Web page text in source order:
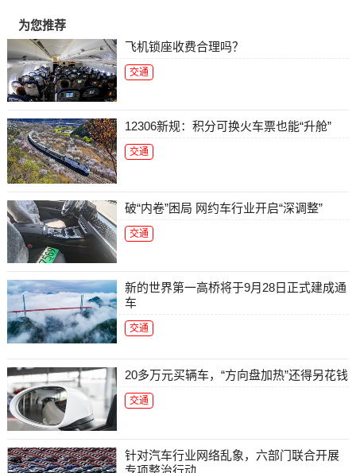
为您推荐
飞机锁座收费合理吗？
交通
12306新规：积分可换火车票也能“升舱”
交通
破“内卷”困局 网约车行业开启“深调整”
交通
新的世界第一高桥将于9月28日正式建成通
车
交通
20多万元买辆车，“方向盘加热”还得另花钱
交通
针对汽车行业网络乱象，六部门联合开展
专项整治行动